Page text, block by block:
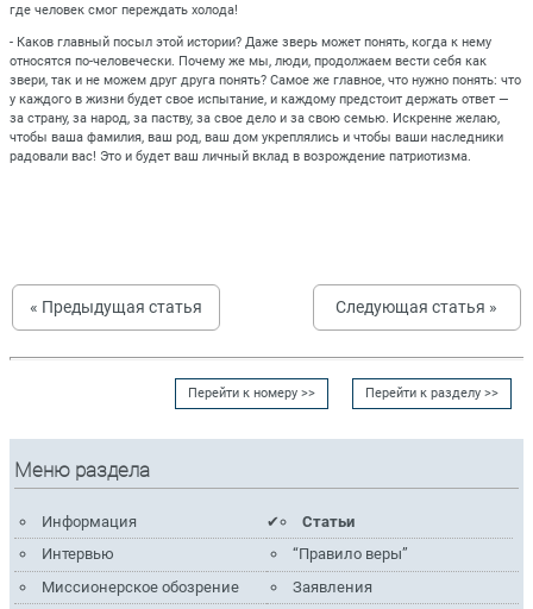
где человек смог переждать холода!
- Каков главный посыл этой истории? Даже зверь может понять, когда к нему
относятся по-человечески. Почему же мы, люди, продолжаем вести себя как
звери, так и не можем друг друга понять? Самое же главное, что нужно понять: что
у каждого в жизни будет свое испытание, и каждому предстоит держать ответ —
за страну, за народ, за паству, за свое дело и за свою семью. Искренне желаю,
чтобы ваша фамилия, ваш род, ваш дом укреплялись и чтобы ваши наследники
радовали вас! Это и будет ваш личный вклад в возрождение патриотизма.
« Предыдущая статья Следующая статья »
Перейти к разделу >>
Перейти к номеру >>
Меню раздела
Информация
Статьи
Интервью
“Правило веры”
Миссионерское обозрение
Заявления